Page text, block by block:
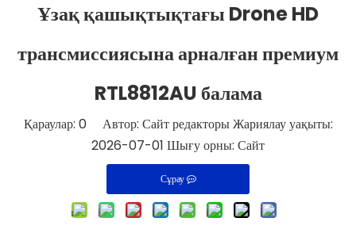
Ұзақ қашықтықтағы Drone HD
трансмиссиясына арналған премиум
RTL8812AU балама
Қараулар: 0Автор: Сайт редакторы Жариялау уақыты:
2026-07-01 Шығу орны: Сайт
Сұрау